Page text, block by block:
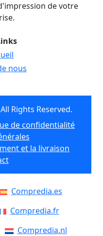
de votre
nous
Rights Reserved.
de confidentialité
et la livraison
Compredia.es
Compredia.fr
Compredia.nl